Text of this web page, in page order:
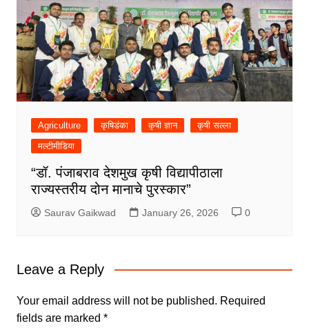
Agriculture कृषिडंका कृषी ज्ञान
कृषी सल्ला
मल्टीमीडिया
“डॉ. पंजाबराव देशमुख कृषी विद्यापीठाला
राज्यस्तरीय दोन मानाचे पुरस्कार”
Saurav Gaikwad January 26, 2026 0
Leave a Reply
Your email address will not be published. Required
fields are marked *